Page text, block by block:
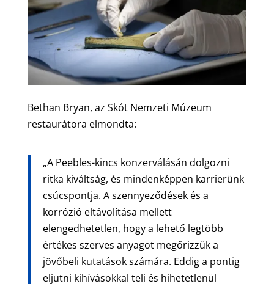
Bethan Bryan, az Skót Nemzeti Múzeum
restaurátora elmondta:
„A Peebles-kincs konzerválásán dolgozni
ritka kiváltság, és mindenképpen karrierünk
csúcspontja. A szennyeződések és a
korrózió eltávolítása mellett
elengedhetetlen, hogy a lehető legtöbb
értékes szerves anyagot megőrizzük a
jövőbeli kutatások számára. Eddig a pontig
eljutni kihívásokkal teli és hihetetlenül